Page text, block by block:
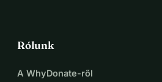
Rólunk
A WhyDonate-ről